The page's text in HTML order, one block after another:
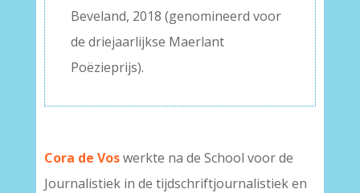
Beveland, 2018 (genomineerd voor
de driejaarlijkse Maerlant
Poëzieprijs).
Cora de Voswerkte na de School voor de
Journalistiek in de tijdschriftjournalistiek en